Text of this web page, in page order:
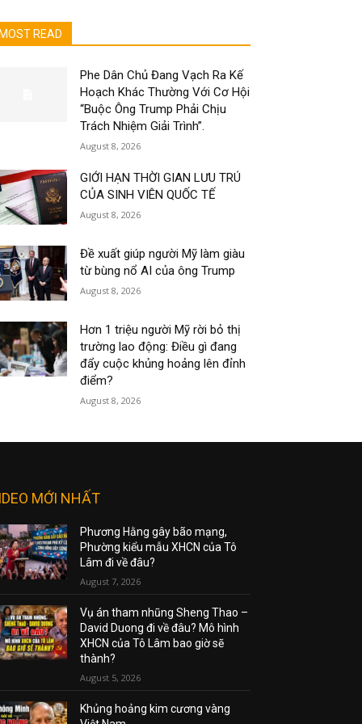
MOST READ
Phe Dân Chủ Đang Vạch Ra Kế
Hoạch Khác Thường Với Cơ Hội
“Buộc Ông Trump Phải Chịu
Trách Nhiệm Giải Trình”.
August 8, 2026
GIỚI HẠN THỜI GIAN LƯU TRÚ
CỦA SINH VIÊN QUỐC TẾ
August 8, 2026
Đề xuất giúp người Mỹ làm giàu
từ bùng nổ AI của ông Trump
August 8, 2026
Hơn 1 triệu người Mỹ rời bỏ thị
trường lao động: Điều gì đang
đẩy cuộc khủng hoảng lên đỉnh
điểm?
August 8, 2026
MỚI NHẤT
Phương Hằng gây bão mạng,
Phường kiểu mẫu XHCN của Tô
Lâm đi về đâu?
August 7, 2026
Vụ án tham nhũng Sheng Thao –
David Duong đi về đâu? Mô hình
XHCN của Tô Lâm bao giờ sẽ
thành?
August 5, 2026
Khủng hoảng kim cương vàng